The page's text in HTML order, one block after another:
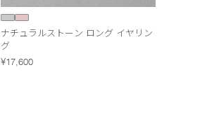
ナチュラルストーン ロング イヤリン
グ
¥17,600